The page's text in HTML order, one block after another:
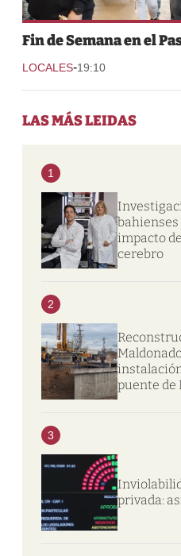
Fin de Semana en el
LOCALES-19:10
LAS MÁS LEIDAS
1
bahienses
impacto
cerebro
2
puente de
3
privada: